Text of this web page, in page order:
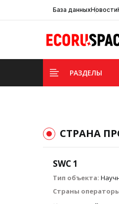
База данныхНовости
РАЗДЕЛЫ
СТРАНА
SWC 1
Тип объекта:
Страны